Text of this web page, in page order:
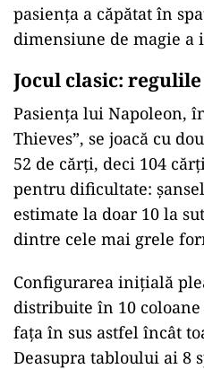
pasiența a căpătat în
dimensiune de magie a
Jocul clasic:
Pasiența lui Napoleon,
Thieves”, se joacă cu
52 de cărți, deci 104
pentru dificultate:
estimate la doar 10 la
dintre cele mai grele
Configurarea inițială
distribuite în 10 coloane
fața în sus astfel încât
Deasupra tabloului ai 8